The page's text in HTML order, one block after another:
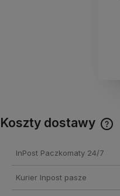
Koszty dostawy
InPost Paczkomaty 24/7
Kurier Inpost pasze